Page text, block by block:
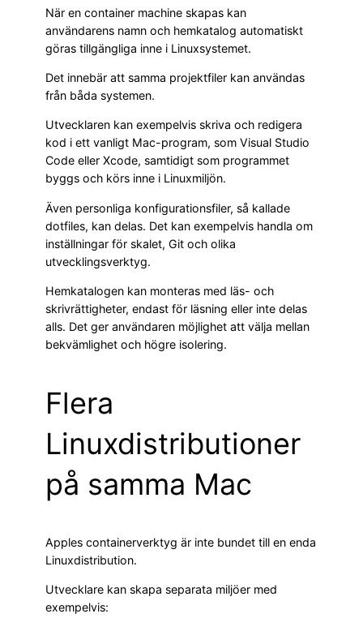
När en container machine skapas kan
användarens namn och hemkatalog automatiskt
göras tillgängliga inne i Linuxsystemet.
Det innebär att samma projektfiler kan användas
från båda systemen.
Utvecklaren kan exempelvis skriva och redigera
kod i ett vanligt Mac-program, som Visual Studio
Code eller Xcode, samtidigt som programmet
byggs och körs inne i Linuxmiljön.
Även personliga konfigurationsfiler, så kallade
dotfiles, kan delas. Det kan exempelvis handla om
inställningar för skalet, Git och olika
utvecklingsverktyg.
Hemkatalogen kan monteras med läs- och
skrivrättigheter, endast för läsning eller inte delas
alls. Det ger användaren möjlighet att välja mellan
bekvämlighet och högre isolering.
Flera
Linuxdistributioner
på samma Mac
Apples containerverktyg är inte bundet till en enda
Linuxdistribution.
Utvecklare kan skapa separata miljöer med
exempelvis: